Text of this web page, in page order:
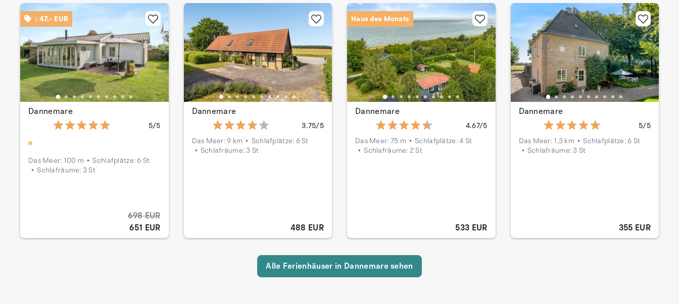
: 47,- EUR
Dannemare
5/5
Das Meer: 100 m
Schlafplätze: 6 St
Schlafräume: 3 St
698 EUR
651 EUR
Dannemare
3.75/5
Das Meer: 9 km
Schlafplätze: 6 St
Schlafräume: 3 St
488 EUR
Haus des Monats
Dannemare
4.67/5
Das Meer: 75 m
Schlafplätze: 4 St
Schlafräume: 2 St
533 EUR
Dannemare
5/5
Das Meer: 1,3 km
Schlafplätze: 6 St
Schlafräume: 3 St
355 EUR
Alle Ferienhäuser in Dannemare sehen